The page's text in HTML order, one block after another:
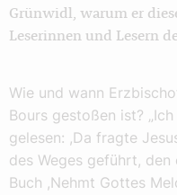
Grünwidl, warum er
Leserinnen und Lesern
Wie und wann
Bours gestoßen ist?
gelesen: ,Da fragte
des Weges geführt, den
Buch ,Nehmt Gottes